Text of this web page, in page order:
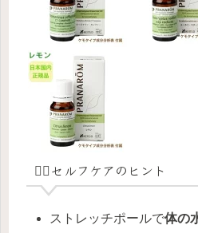
🧘‍♀️セルフケアのヒント
ストレッチポールで体の